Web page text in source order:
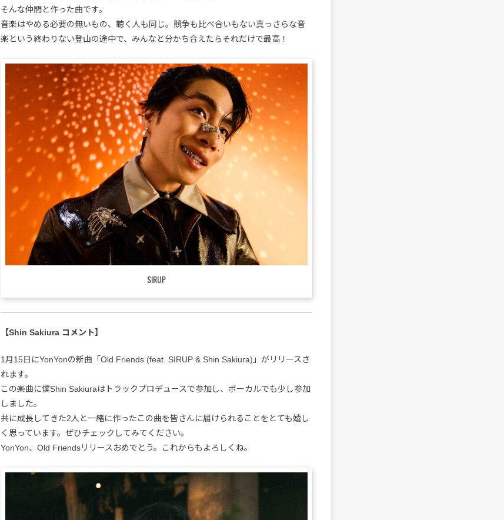
そんな仲間と作った曲です。
音楽はやめる必要の無いもの、聴く人も同じ。競争も比べ合いもない真っさらな音
楽という終わりない登山の途中で、みんなと分かち合えたらそれだけで最高！
SIRUP
【Shin Sakiura コメント】
1月15日にYonYonの新曲「Old Friends (feat. SIRUP & Shin Sakiura)」がリリースさ
れます。
この楽曲に僕Shin Sakiuraはトラックプロデュースで参加し、ボーカルでも少し参加
しました。
共に成長してきた2人と一緒に作ったこの曲を皆さんに届けられることをとても嬉し
く思っています。ぜひチェックしてみてください。
YonYon、Old Friendsリリースおめでとう。これからもよろしくね。